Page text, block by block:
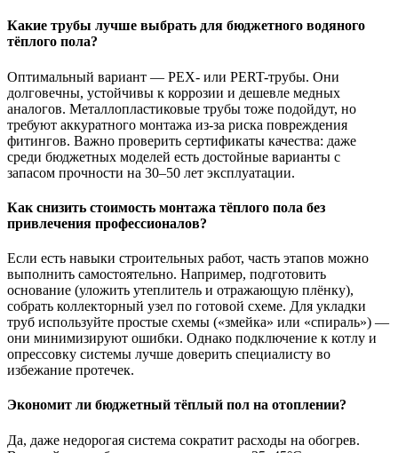
Какие трубы лучше выбрать для бюджетного водяного
тёплого пола?
Оптимальный вариант — PEX- или PERT-трубы. Они
долговечны, устойчивы к коррозии и дешевле медных
аналогов. Металлопластиковые трубы тоже подойдут, но
требуют аккуратного монтажа из-за риска повреждения
фитингов. Важно проверить сертификаты качества: даже
среди бюджетных моделей есть достойные варианты с
запасом прочности на 30–50 лет эксплуатации.
Как снизить стоимость монтажа тёплого пола без
привлечения профессионалов?
Если есть навыки строительных работ, часть этапов можно
выполнить самостоятельно. Например, подготовить
основание (уложить утеплитель и отражающую плёнку),
собрать коллекторный узел по готовой схеме. Для укладки
труб используйте простые схемы («змейка» или «спираль») —
они минимизируют ошибки. Однако подключение к котлу и
опрессовку системы лучше доверить специалисту во
избежание протечек.
Экономит ли бюджетный тёплый пол на отоплении?
Да, даже недорогая система сократит расходы на обогрев.